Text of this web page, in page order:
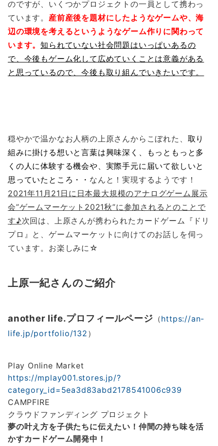
のですが、いくつかプロジェクトの一員として携わっ
ています。 産前産後を題材にしたようなゲームや、海
辺の環境を考えるというようなゲーム作りに関わって
います。知られていない社会問題はいっぱいあるの
で、今後もゲーム化して広めていくことは意義がある
と思っているので、今後も取り組んでいきたいです。
穏やかで温かなお人柄の上原さんからこぼれた、 取り
組みに掛ける想いと言葉は興味深く、もっともっと多
くの人に体験する機会や、実際手元に届いて欲しいと
思っていたところ・・ なんと！実現するようです！
2021年11月21日に日本最大規模のアナログゲーム展示
会”ゲームマーケット2021秋”に参加されるとのことで
す♪次回は、上原さんが携わられたカードゲーム『ドリ
プロ』と、ゲームマーケットに向けてのお話しを伺っ
ています。お楽しみに☆
上原一紀さんのご紹介
another life.プロフィールページ （https://an-
life.jp/portfolio/132 ）
Play Online Market
https://mplay001.stores.jp/?
category_id=5ea3d83abd2178541006c939
CAMPFIRE
クラウドファンディング プロジェクト
夢の叶え方を子供たちに伝えたい！ 仲間の持ち味を活
かすカードゲーム開発中！